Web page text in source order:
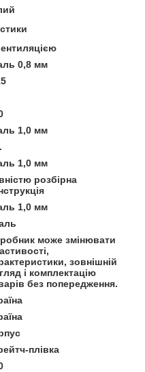
0,8 мм
1,0 мм
1,0 мм
розбірна
1,0 мм
може змінювати
зовнішній
і комплектацію
без попередження.
плівка